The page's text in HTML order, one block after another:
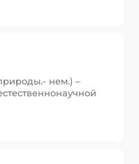
нем.) –